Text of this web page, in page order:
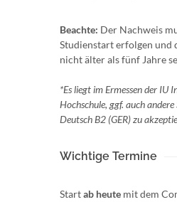
Beachte: Der Nachweis
Studienstart erfolgen und
nicht älter als fünf Jahre
*Es liegt im Ermessen der IU
Hochschule, ggf. auch
Deutsch B2 (GER) zu
Wichtige Termine
Startab heute mit dem